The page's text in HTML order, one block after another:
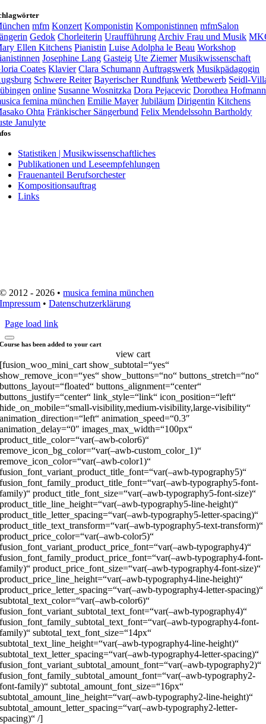
mfm Konzert Komponistin Komponistinnen mfmSalon
Gedok Chorleiterin Uraufführung Archiv Frau und Musik
Ellen Kitchens Pianistin Luise Adolpha le Beau Workshop
Josephine Lang Gasteig Ute Ziemer Musikwissenschaft
Coates Klavier Clara Schumann Auftragswerk Musikpädagogin
Schwere Reiter Bayerischer Rundfunk Wettbewerb Seidl-
online Susanne Wosnitzka Dora Pejacevic Dorothea Hofmann
femina münchen Emilie Mayer Jubiläum Dirigentin Kitchens
Ohta Fränkischer Sängerbund Felix Mendelssohn Bartholdy
Janulyte
Statistiken | Musikwissenschaftliches
Publikationen und Leseempfehlungen
Frauenanteil Berufsorchester
Kompositionsauftrag
Links
© 2012 - 2026 •musica femina münchen
Impressum •Datenschutzerklärung
Page load link
Course has been added to your cart
view cart
[fusion_woo_mini_cart show_subtotal=“yes“
show_remove_icon=“yes“ show_buttons=“no“ buttons_stretch=“no“
buttons_layout=“floated“ buttons_alignment=“center“
buttons_justify=“center“ link_style=“link“ icon_position=“left“
hide_on_mobile=“small-visibility,medium-visibility,large-visibility“
animation_direction=“left“ animation_speed=“0.3″
animation_delay=“0″ images_max_width=“100px“
product_title_color=“var(–awb-color6)“
remove_icon_bg_color=“var(–awb-custom_color_1)“
remove_icon_color=“var(–awb-color1)“
fusion_font_variant_product_title_font=“var(–awb-typography5)“
fusion_font_family_product_title_font=“var(–awb-typography5-font-
family)“ product_title_font_size=“var(–awb-typography5-font-size)“
product_title_line_height=“var(–awb-typography5-line-height)“
product_title_letter_spacing=“var(–awb-typography5-letter-spacing)“
product_title_text_transform=“var(–awb-typography5-text-transform)“
product_price_color=“var(–awb-color5)“
fusion_font_variant_product_price_font=“var(–awb-typography4)“
fusion_font_family_product_price_font=“var(–awb-typography4-font-
family)“ product_price_font_size=“var(–awb-typography4-font-size)“
product_price_line_height=“var(–awb-typography4-line-height)“
product_price_letter_spacing=“var(–awb-typography4-letter-spacing)“
subtotal_text_color=“var(–awb-color6)“
fusion_font_variant_subtotal_text_font=“var(–awb-typography4)“
fusion_font_family_subtotal_text_font=“var(–awb-typography4-font-
family)“ subtotal_text_font_size=“14px“
subtotal_text_line_height=“var(–awb-typography4-line-height)“
subtotal_text_letter_spacing=“var(–awb-typography4-letter-spacing)“
fusion_font_variant_subtotal_amount_font=“var(–awb-typography2)“
fusion_font_family_subtotal_amount_font=“var(–awb-typography2-
font-family)“ subtotal_amount_font_size=“16px“
subtotal_amount_line_height=“var(–awb-typography2-line-height)“
subtotal_amount_letter_spacing=“var(–awb-typography2-letter-
spacing)“ /]